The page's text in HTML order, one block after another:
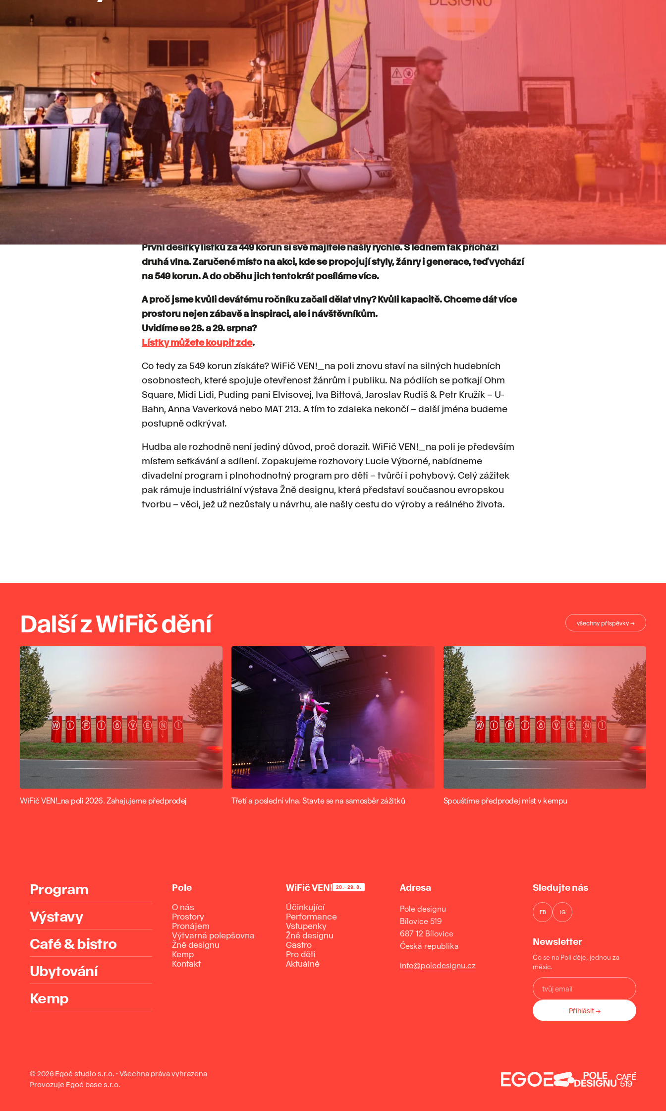
V prosinci odstartoval předprodej vstupenek
na devátý ročník WiFič VEN!_na poli. První
desítky lístků za 449 korun si své majitele našly
rychle. S lednem tak přichází druhá vlna.
Zaručené místo na akci, kde se propojují styly,
žánry i gener
V prosinci odstartoval předprodej vstupenek na devátý ročník WiFič VEN!_na poli.
První desítky lístků za 449 korun si své majitele našly rychle. S lednem tak přichází
druhá vlna. Zaručené místo na akci, kde se propojují styly, žánry i generace, teď vychází
na 549 korun. A do oběhu jich tentokrát posíláme více.
A proč jsme kvůli devátému ročníku začali dělat vlny? Kvůli kapacitě. Chceme dát více
prostoru nejen zábavě a inspiraci, ale i návštěvníkům.
Uvidíme se 28. a 29. srpna?
Lístky můžete koupit zde.
Co tedy za 549 korun získáte? WiFič VEN!_na poli znovu staví na silných hudebních
osobnostech, které spojuje otevřenost žánrům i publiku. Na pódiích se potkají Ohm
Square, Midi Lidi, Puding pani Elvisovej, Iva Bittová, Jaroslav Rudiš & Petr Kružík – U-
Bahn, Anna Vaverková nebo MAT 213. A tím to zdaleka nekončí – další jména budeme
postupně odkrývat.
Hudba ale rozhodně není jediný důvod, proč dorazit. WiFič VEN!_na poli je především
místem setkávání a sdílení. Zopakujeme rozhovory Lucie Výborné, nabídneme
divadelní program i plnohodnotný program pro děti – tvůrčí i pohybový. Celý zážitek
pak rámuje industriální výstava Žně designu, která představí současnou evropskou
tvorbu – věci, jež už nezůstaly u návrhu, ale našly cestu do výroby a reálného života.
Další z WiFič dění všechny příspěvky →
WiFič VEN!_na poli 2026. Zahajujeme předprodej Třetí a poslední vlna. Stavte se na samosběr zážitků Spouštíme předprodej míst v kempu
Program
Výstavy
Café & bistro
Ubytování
Kemp
Pole
O nás
Prostory
Pronájem
Výtvarná polepšovna
Žně designu
Kemp
Kontakt
WiFič VEN! 28.–29. 8.
Účinkující
Performance
Vstupenky
Žně designu
Gastro
Pro děti
Aktuálně
Adresa
Pole designu
Bílovice 519
687 12 Bílovice
Česká republika
info@poledesignu.cz
Sledujte nás
FB IG
Newsletter
Co se na Poli děje, jednou za
měsíc.
Přihlásit →
© 2026 Egoé studio s.r.o. · Všechna práva vyhrazena
Provozuje Egoé base s.r.o.